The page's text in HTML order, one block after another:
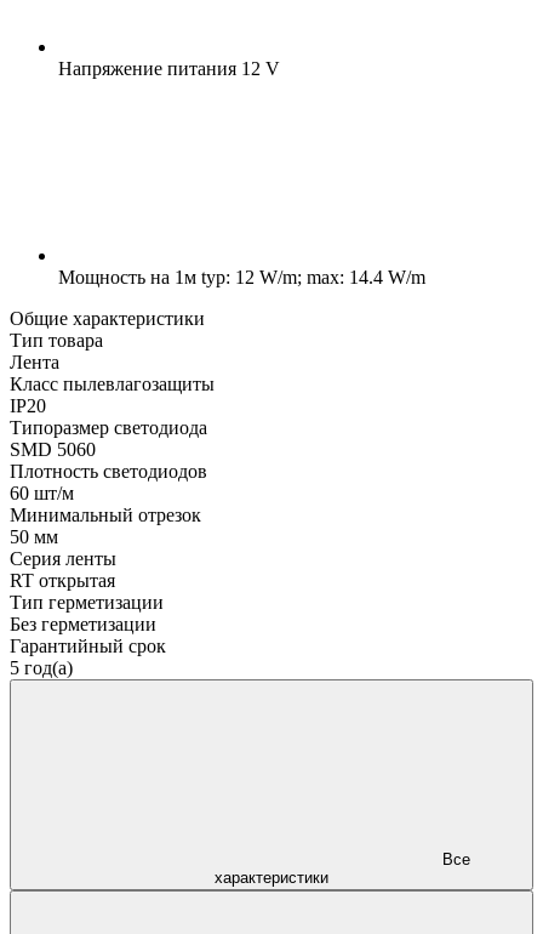
Напряжение питания 12 V
Мощность на 1м typ: 12 W/m; max: 14.4 W/m
Общие характеристики
Тип товара
Лента
Класс пылевлагозащиты
IP20
Типоразмер светодиода
SMD 5060
Плотность светодиодов
60 шт/м
Минимальный отрезок
50 мм
Серия ленты
RT открытая
Тип герметизации
Без герметизации
Гарантийный срок
5 год(а)
характеристики